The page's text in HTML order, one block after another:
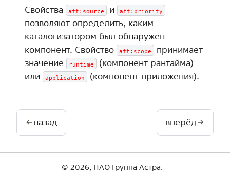
Свойства aft:source и aft:priority
позволяют определить, каким
каталогизатором был обнаружен
компонент. Свойство
aft:scope
принимает
значение
runtime
(компонент рантайма)
или
application (компонент приложения).
назад вперёд
© 2026, ПАО Группа Астра.